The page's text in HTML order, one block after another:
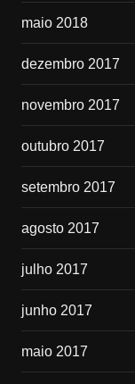
maio 2018
dezembro 2017
novembro 2017
outubro 2017
setembro 2017
agosto 2017
julho 2017
junho 2017
maio 2017